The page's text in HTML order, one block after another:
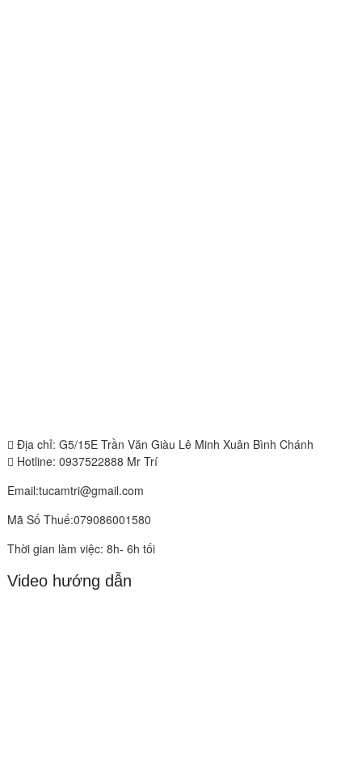
Địa chỉ: G5/15E Trần Văn Giàu Lê Minh Xuân Bình Chánh
Hotline: 0937522888 Mr Trí
Email:tucamtri@gmail.com
Mã Số Thuế:079086001580
Thời gian làm việc: 8h- 6h tối
Video hướng dẫn